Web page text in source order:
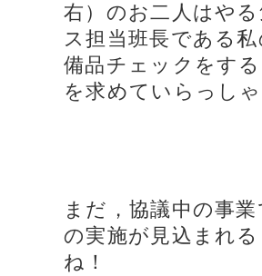
右）のお二人はや
ス担当班長である
備品チェックをす
を求めていらっしゃ
まだ，協議中の事
の実施が見込まれ
ね！